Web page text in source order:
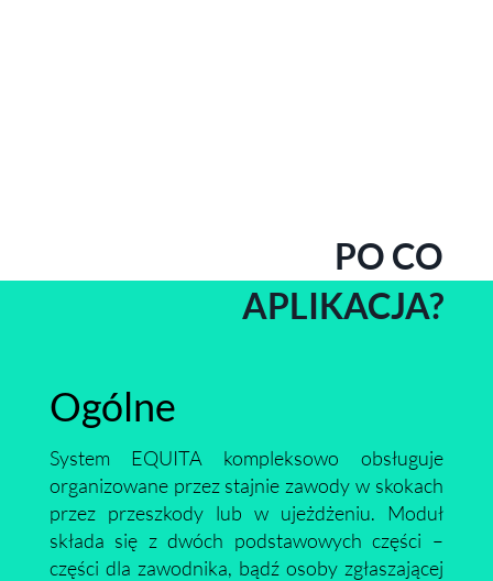
PO CO
APLIKACJA?
Ogólne
System EQUITA kompleksowo obsługuje
organizowane przez stajnie zawody w skokach
przez przeszkody lub w ujeżdżeniu. Moduł
składa się z dwóch podstawowych części –
części dla zawodnika, bądź osoby zgłaszającej